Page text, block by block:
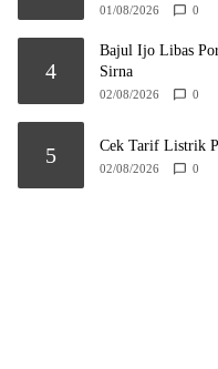
01/08/2026 0
4
Bajul Ijo Libas
Sirna
02/08/2026 0
5 Cek Tarif Listrik
02/08/2026 0